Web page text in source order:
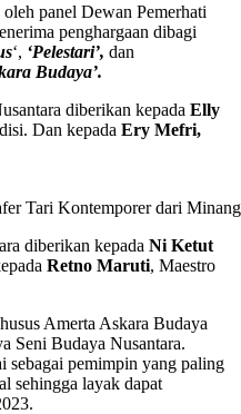
panel Dewan Pemerhati
penghargaan dibagi
‘, ‘Pelestari’, dan
Budaya’.
diberikan kepada Elly
Dan kepada Ery Mefri,
Tari Kontemporer dari
diberikan kepada Ni Ketut
Retno Maruti, Maestro
Amerta Askara Budaya
Seni Budaya Nusantara.
sebagai pemimpin yang paling
sehingga layak dapat